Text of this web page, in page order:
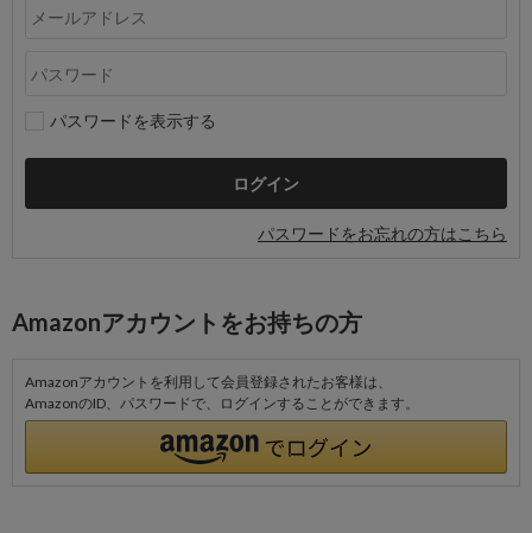
パスワードを表示する
パスワードをお忘れの方はこちら
Amazonアカウントをお持ちの方
Amazonアカウントを利用して会員登録されたお客様は、
AmazonのID、パスワードで、ログインすることができます。